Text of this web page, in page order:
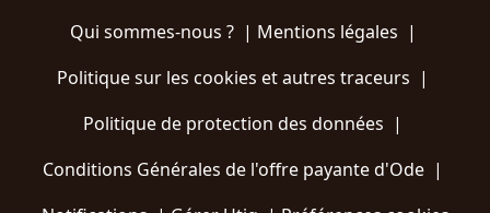
Qui sommes-nous ?| Mentions légales |
Politique sur les cookies et autres traceurs |
Politique de protection des données |
Conditions Générales de l'offre payante d'Ode |